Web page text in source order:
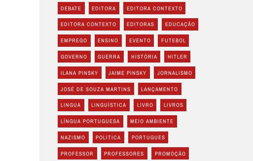
DEBATE EDITORA EDITORA CONTEXTO
EDITORA CONTEXTO EDITORAS EDUCAÇÃO
EMPREGO ENSINO EVENTO FUTEBOL
GOVERNO GUERRA HISTÓRIA HITLER
ILANA PINSKY JAIME PINSKY JORNALISMO
JOSÉ DE SOUZA MARTINS LANÇAMENTO
LINGUA LINGUÍSTICA LIVRO LIVROS
LÍNGUA PORTUGUESA MEIO AMBIENTE
NAZISMO POLITICA PORTUGUES
PROFESSOR PROFESSORES PROMOÇÃO